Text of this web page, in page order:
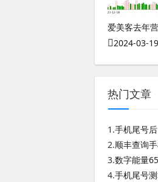
爱美客去年
2024-03-19
热门文章
1.手机尾号
2.顺丰查询
3.数字能量
4.手机尾号